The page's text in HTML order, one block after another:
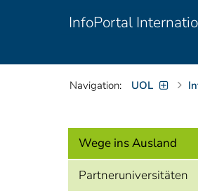
InfoPortal
Navigation: UOL
Wege ins Ausland
Partneruniversitäten